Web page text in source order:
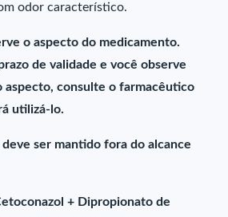
odor característico.
o aspecto do medicamento.
de validade e você observe
aspecto, consulte o farmacêutico
utilizá-lo.
ser mantido fora do alcance
+ Dipropionato de